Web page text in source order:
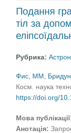
Подання
тіл за
Рубрика:
Фис, ММ
Косм. наука
https://doi.org/
Мова
Анотація: